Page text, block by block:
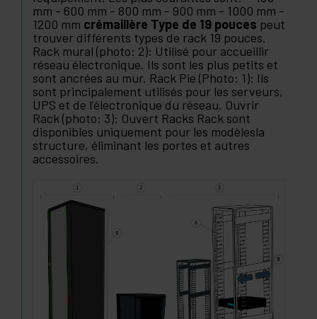
mm - 600 mm - 800 mm - 900 mm - 1000 mm -
1200 mm crémaillère Type de 19 pouces peut
trouver différents types de rack 19 pouces.
Rack mural (photo: 2): Utilisé pour accueillir
réseau électronique. Ils sont les plus petits et
sont ancrées au mur. Rack Pie (Photo: 1): Ils
sont principalement utilisés pour les serveurs,
UPS et de l'électronique du réseau. Ouvrir
Rack (photo: 3): Ouvert Racks Rack sont
disponibles uniquement pour les modèlesla
structure, éliminant les portes et autres
accessoires.